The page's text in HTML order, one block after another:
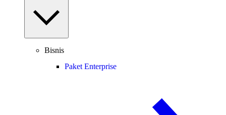
Bisnis
Paket Enterprise